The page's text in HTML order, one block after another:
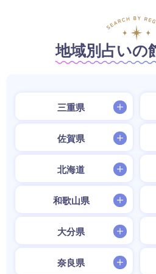
地域別占いの
三重県
佐賀県
北海道
和歌山県
大分県
奈良県